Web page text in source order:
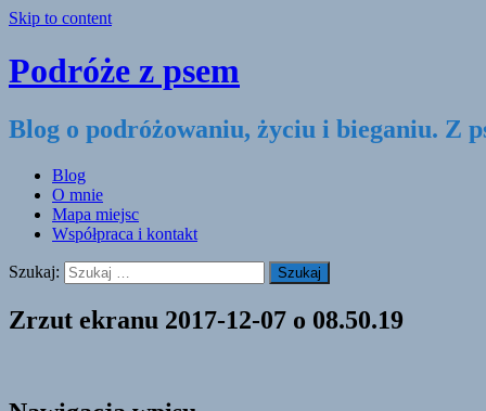
Skip to content
Podróże z psem
Blog o podróżowaniu, życiu i bieganiu. Z
Blog
O mnie
Mapa miejsc
Współpraca i kontakt
Szukaj:
Zrzut ekranu 2017-12-07 o 08.50.19